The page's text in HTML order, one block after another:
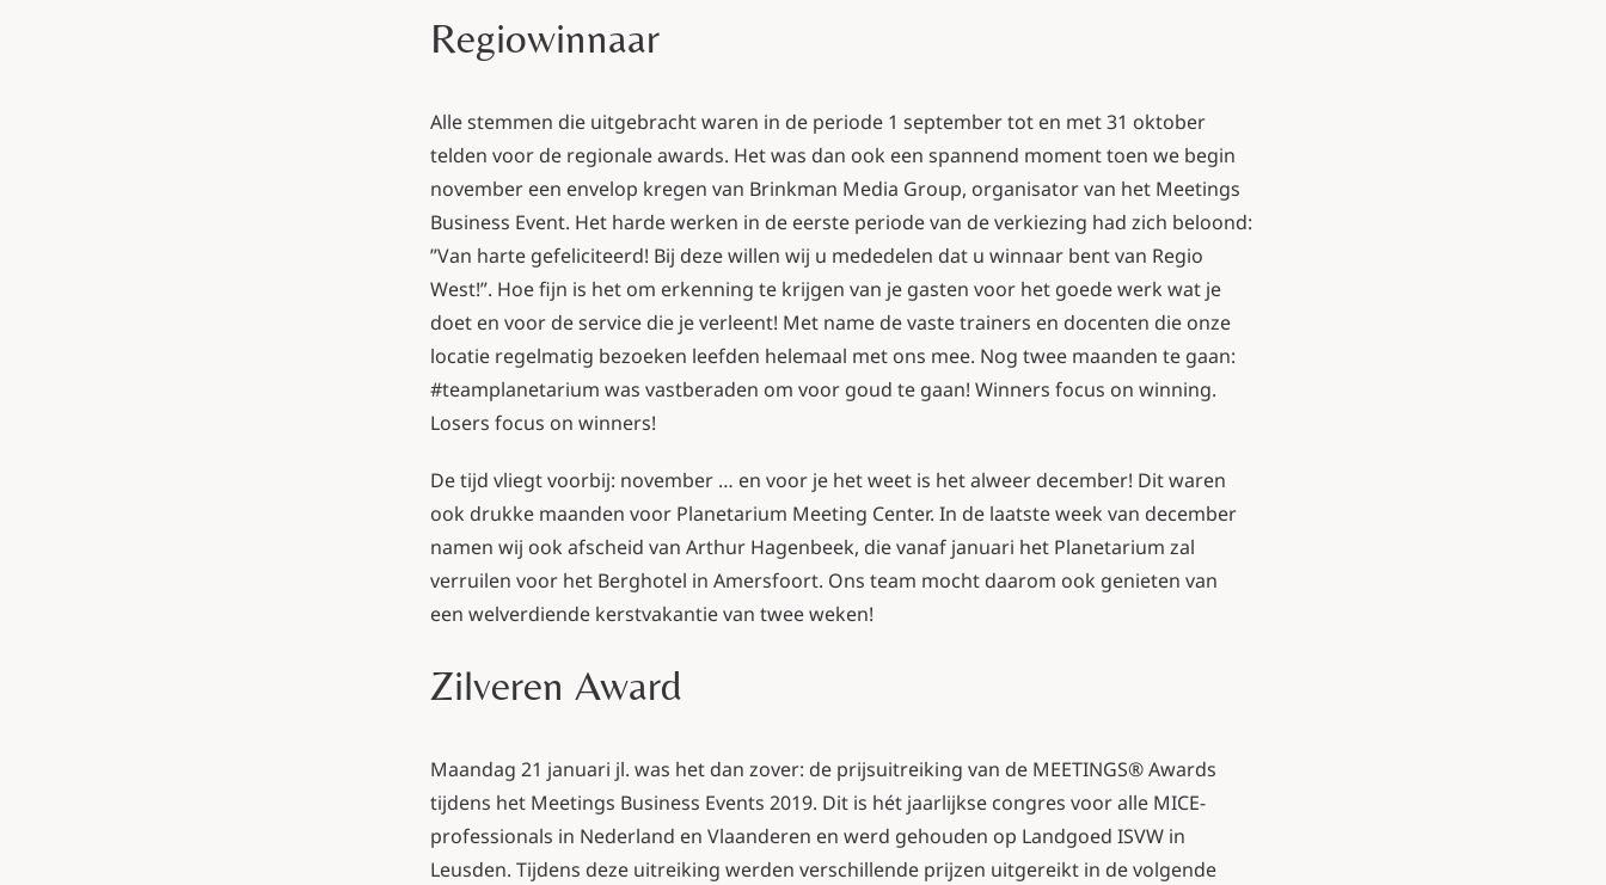
Regiowinnaar
Alle stemmen die uitgebracht waren in de periode 1 september tot en met 31 oktober
telden voor de regionale awards. Het was dan ook een spannend moment toen we begin
november een envelop kregen van Brinkman Media Group, organisator van het Meetings
Business Event. Het harde werken in de eerste periode van de verkiezing had zich beloond:
”Van harte gefeliciteerd! Bij deze willen wij u mededelen dat u winnaar bent van Regio
West!”. Hoe fijn is het om erkenning te krijgen van je gasten voor het goede werk wat je
doet en voor de service die je verleent! Met name de vaste trainers en docenten die onze
locatie regelmatig bezoeken leefden helemaal met ons mee. Nog twee maanden te gaan:
#teamplanetarium was vastberaden om voor goud te gaan! Winners focus on winning.
Losers focus on winners!
De tijd vliegt voorbij: november … en voor je het weet is het alweer december! Dit waren
ook drukke maanden voor Planetarium Meeting Center. In de laatste week van december
namen wij ook afscheid van Arthur Hagenbeek, die vanaf januari het Planetarium zal
verruilen voor het Berghotel in Amersfoort. Ons team mocht daarom ook genieten van
een welverdiende kerstvakantie van twee weken!
Zilveren Award
Maandag 21 januari jl. was het dan zover: de prijsuitreiking van de MEETINGS® Awards
tijdens het Meetings Business Events 2019. Dit is hét jaarlijkse congres voor alle MICE-
professionals in Nederland en Vlaanderen en werd gehouden op Landgoed ISVW in
Leusden. Tijdens deze uitreiking werden verschillende prijzen uitgereikt in de volgende